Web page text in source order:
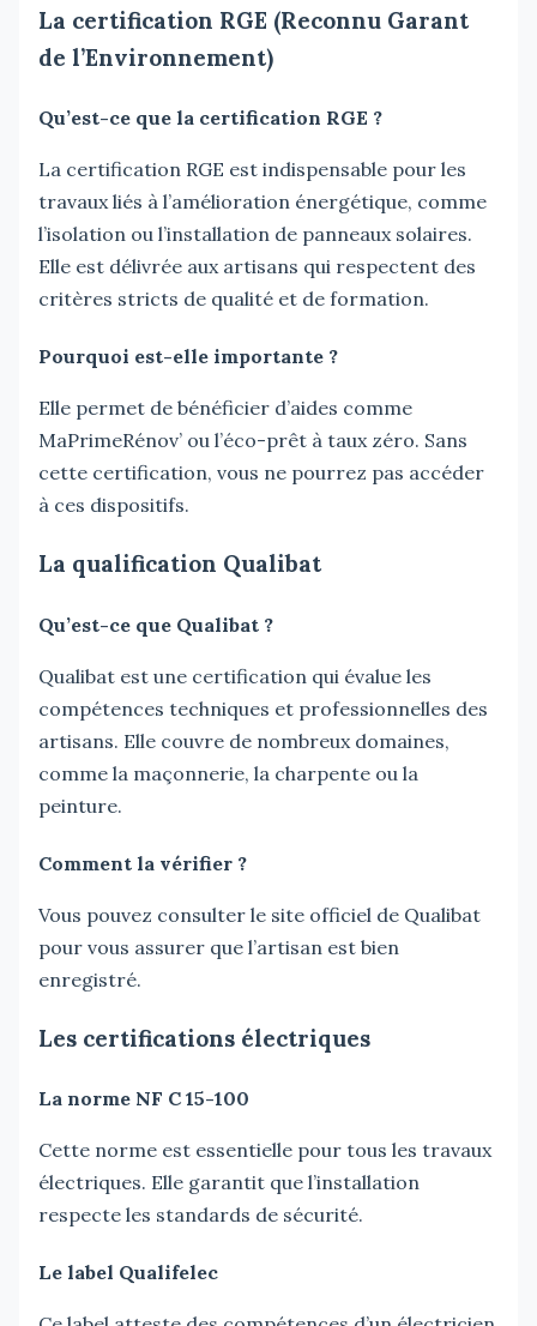
La certification RGE (Reconnu Garant
de l’Environnement)
Qu’est-ce que la certification RGE ?
La certification RGE est indispensable pour les
travaux liés à l’amélioration énergétique, comme
l’isolation ou l’installation de panneaux solaires.
Elle est délivrée aux artisans qui respectent des
critères stricts de qualité et de formation.
Pourquoi est-elle importante ?
Elle permet de bénéficier d’aides comme
MaPrimeRénov’ ou l’éco-prêt à taux zéro. Sans
cette certification, vous ne pourrez pas accéder
à ces dispositifs.
La qualification Qualibat
Qu’est-ce que Qualibat ?
Qualibat est une certification qui évalue les
compétences techniques et professionnelles des
artisans. Elle couvre de nombreux domaines,
comme la maçonnerie, la charpente ou la
peinture.
Comment la vérifier ?
Vous pouvez consulter le site officiel de Qualibat
pour vous assurer que l’artisan est bien
enregistré.
Les certifications électriques
La norme NF C 15-100
Cette norme est essentielle pour tous les travaux
électriques. Elle garantit que l’installation
respecte les standards de sécurité.
Le label Qualifelec